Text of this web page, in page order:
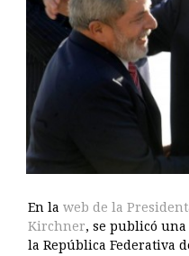
En la web de la
Kirchner, se publicó
la República Federativa